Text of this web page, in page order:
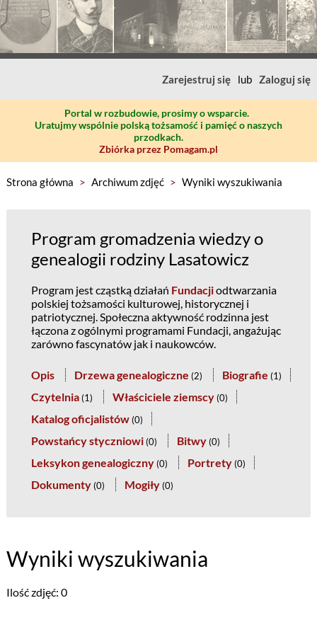
Zarejestruj się lub Zaloguj się
Portal w rozbudowie, prosimy o wsparcie.
Uratujmy wspólnie polską tożsamość i pamięć o naszych
przodkach.
Zbiórka przez Pomagam.pl
Strona główna > Archiwum zdjęć > Wyniki wyszukiwania
Program gromadzenia wiedzy o
genealogii rodziny Lasatowicz
Program jest cząstką działań Fundacjiodtwarzania
polskiej tożsamości kulturowej, historycznej i
patriotycznej. Społeczna aktywność rodzinna jest
łączona z ogólnymi programami Fundacji, angażując
zarówno fascynatów jak i naukowców.
Opis Drzewa genealogiczne (2) Biografie (1)
Czytelnia (1) Właściciele ziemscy (0)
Katalog oficjalistów (0)
Powstańcy styczniowi (0) Bitwy (0)
Leksykon genealogiczny (0) Portrety (0)
Dokumenty (0) Mogiły (0)
Wyniki wyszukiwania
Ilość zdjęć: 0